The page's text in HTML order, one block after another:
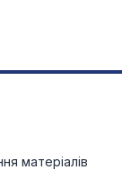
матеріалів